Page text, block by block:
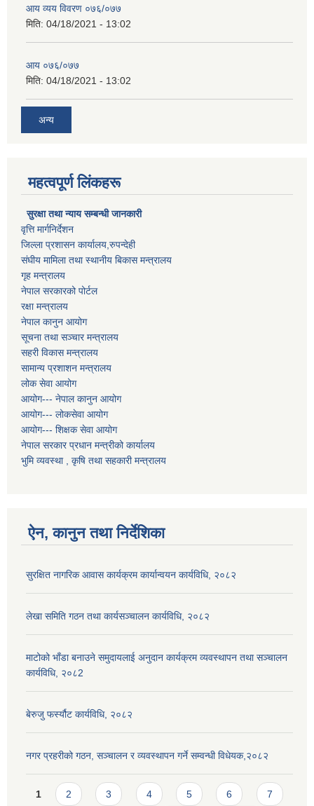
आय व्यय विवरण ०७६/०७७
मिति: 04/18/2021 - 13:02
आय ०७६/०७७
मिति: 04/18/2021 - 13:02
अन्य
महत्वपूर्ण लिंकहरू
सुरक्षा तथा न्याय सम्बन्धी जानकारी
वृत्ति मार्गनिर्देशन
जिल्ला प्रशासन कार्यालय,रुपन्देही
संघीय मामिला तथा स्थानीय बिकास मन्त्रालय
गृह मन्त्रालय
नेपाल सरकारको पोर्टल
रक्षा मन्त्रालय
नेपाल कानुन आयोग
सूचना तथा सञ्चार मन्त्रालय
सहरी विकास मन्त्रालय
सामान्य प्रशाशन मन्त्रालय
लोक सेवा आयोग
आयोग--- नेपाल कानुन आयोग
आयोग--- लोकसेवा आयोग
आयोग--- शिक्षक सेवा आयोग
नेपाल सरकार प्रधान मन्त्रीको कार्यालय
भुमि व्यवस्था , कृषि तथा सहकारी मन्त्रालय
ऐन, कानुन तथा निर्देशिका
सुरक्षित नागरिक आवास कार्यक्रम कार्यान्वयन कार्यविधि, २०८२
लेखा समिति गठन तथा कार्यसञ्चालन कार्यविधि, २०८२
माटोको भाँडा बनाउने समुदायलाई अनुदान कार्यक्रम व्यवस्थापन तथा सञ्चालन
कार्यविधि, २०८2
बेरुजु फर्स्यौट कार्यविधि, २०८२
नगर प्रहरीको गठन, सञ्चालन र व्यवस्थापन गर्ने सम्वन्धी विधेयक,२०८२
Pages
1 2 3 4 5 6 7